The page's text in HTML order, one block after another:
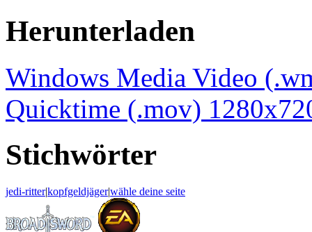
Herunterladen
Windows Media Video
Quicktime (.mov)
Stichwörter
jedi-ritter|kopfgeldjäger|wähle deine seite